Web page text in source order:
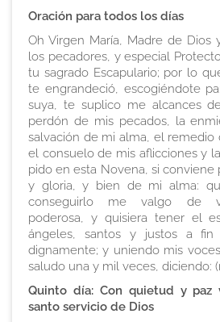
Oración para todos los días
Oh Virgen María, Madre de Dios
los pecadores, y especial
tu sagrado Escapulario; por lo
te engrandeció, escogiéndote
suya, te suplico me alcances
perdón de mis pecados, la
salvación de mi alma, el remedio
el consuelo de mis aflicciones y
pido en esta Novena, si conviene
y gloria, y bien de mi alma:
conseguirlo me valgo de
poderosa, y quisiera tener el
ángeles, santos y justos a fin
dignamente; y uniendo mis
saludo una y mil veces, diciendo:
Quinto día: Con quietud y paz
santo servicio de Dios